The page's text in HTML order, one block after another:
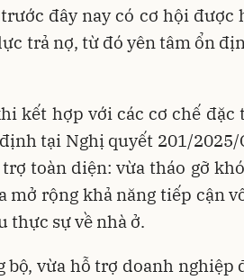
đây nay có cơ hội được
trả nợ, từ đó yên tâm ổn
kết hợp với các cơ chế đặc
tại Nghị quyết 201/2025/
toàn diện: vừa tháo gỡ
mở rộng khả năng tiếp cận
thực sự về nhà ở.
vừa hỗ trợ doanh nghiệp